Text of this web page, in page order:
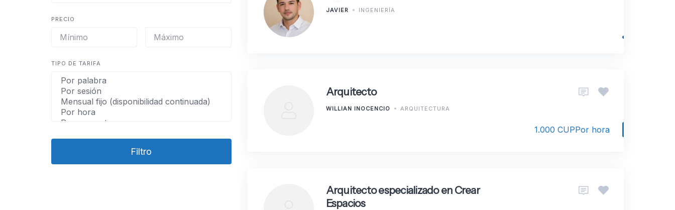
PRECIO
TIPO DE TARIFA
Filtro
JAVIER INGENIERÍA
Arquitecto
WILLIAN INOCENCIO ARQUITECTURA
1.000 CUPPor hora
Arquitecto especializado en Crear
Espacios